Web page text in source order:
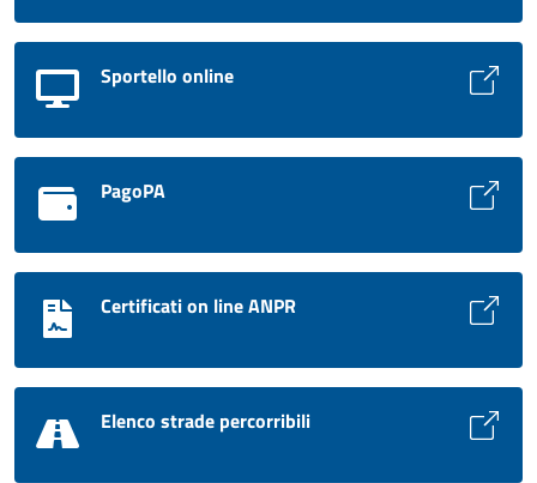
Sportello online
PagoPA
Certificati on line ANPR
Elenco strade percorribili